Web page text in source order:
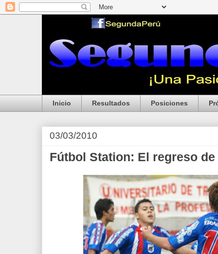
Inicio Resultados Posiciones
03/03/2010
Fútbol Station: El regreso